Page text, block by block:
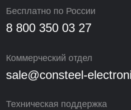
Бесплатно по России
8 800 350 03 27
Коммерческий отдел
sale@consteel-
Техническая поддержка